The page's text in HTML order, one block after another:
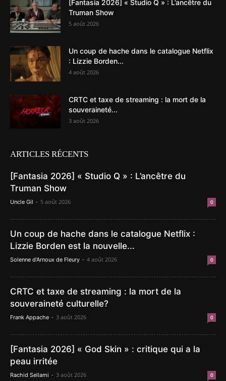
[Fantasia 2026] « Studio Q » : L’ancêtre du
Truman Show
5 août 2026
Un coup de hache dans le catalogue Netflix
: Lizzie Borden...
4 août 2026
CRTC et taxe de streaming : la mort de la
souveraineté...
3 août 2026
ARTICLES RÉCENTS
[Fantasia 2026] « Studio Q » : L’ancêtre du
Truman Show
Uncle Gil - 5 août 2026 0
Un coup de hache dans le catalogue Netflix :
Lizzie Borden est la nouvelle...
Solenne d'Arnoux de Fleury - 4 août 2026 0
CRTC et taxe de streaming : la mort de la
souveraineté culturelle?
Frank Appache - 3 août 2026 0
[Fantasia 2026] « God Skin » : critique qui a la
peau irritée
Rachid Sellami - 3 août 2026 0